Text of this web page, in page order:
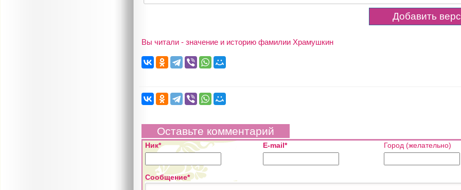
Вы читали - значение и историю фамилии Храмушкин
Оставьте комментарий
Ник* E-mail* Город (желательно)
Сообщение*